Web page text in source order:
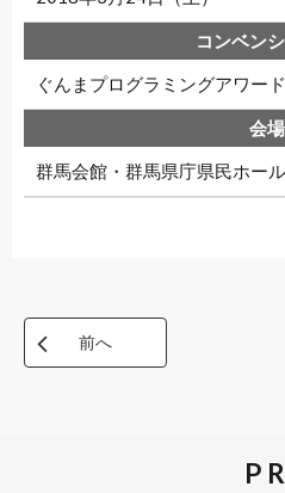
ぐんまプログラミングアワー
群馬会館・群馬県庁県民ホール
前へ
PR